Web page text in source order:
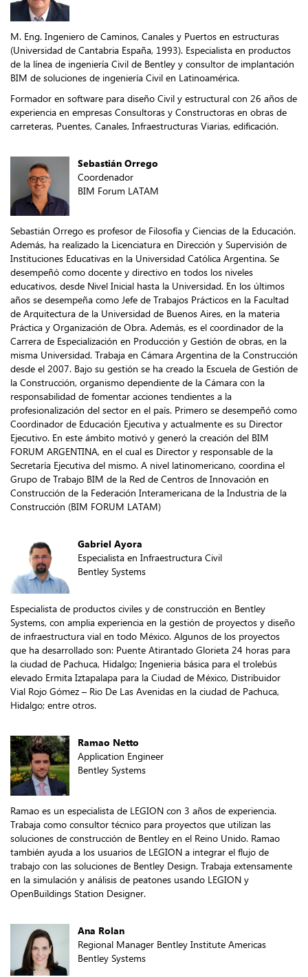
M. Eng. Ingeniero de Caminos, Canales y Puertos en estructuras
(Universidad de Cantabria España, 1993). Especialista en productos
de la línea de ingeniería Civil de Bentley y consultor de implantación
BIM de soluciones de ingeniería Civil en Latinoamérica.
Formador en software para diseño Civil y estructural con 26 años de
experiencia en empresas Consultoras y Constructoras en obras de
carreteras, Puentes, Canales, Infraestructuras Viarias, edificación.
Sebastián Orrego
Coordenador
BIM Forum LATAM
Sebastián Orrego es profesor de Filosofía y Ciencias de la Educación.
Además, ha realizado la Licenciatura en Dirección y Supervisión de
Instituciones Educativas en la Universidad Católica Argentina. Se
desempeñó como docente y directivo en todos los niveles
educativos, desde Nivel Inicial hasta la Universidad. En los últimos
años se desempeña como Jefe de Trabajos Prácticos en la Facultad
de Arquitectura de la Universidad de Buenos Aires, en la materia
Práctica y Organización de Obra. Además, es el coordinador de la
Carrera de Especialización en Producción y Gestión de obras, en la
misma Universidad. Trabaja en Cámara Argentina de la Construcción
desde el 2007. Bajo su gestión se ha creado la Escuela de Gestión de
la Construcción, organismo dependiente de la Cámara con la
responsabilidad de fomentar acciones tendientes a la
profesionalización del sector en el país. Primero se desempeñó como
Coordinador de Educación Ejecutiva y actualmente es su Director
Ejecutivo. En este ámbito motivó y generó la creación del BIM
FORUM ARGENTINA, en el cual es Director y responsable de la
Secretaría Ejecutiva del mismo. A nivel latinomericano, coordina el
Grupo de Trabajo BIM de la Red de Centros de Innovación en
Construcción de la Federación Interamericana de la Industria de la
Construcción (BIM FORUM LATAM)
Gabriel Ayora
Especialista en Infraestructura Civil
Bentley Systems
Especialista de productos civiles y de construcción en Bentley
Systems, con amplia experiencia en la gestión de proyectos y diseño
de infraestructura vial en todo México. Algunos de los proyectos
que ha desarrollado son: Puente Atirantado Glorieta 24 horas para
la ciudad de Pachuca, Hidalgo; Ingenieria básica para el trolebús
elevado Ermita Iztapalapa para la Ciudad de México, Distribuidor
Vial Rojo Gómez – Rio De Las Avenidas en la ciudad de Pachuca,
Hidalgo; entre otros.
Ramao Netto
Application Engineer
Bentley Systems
Ramao es un especialista de LEGION con 3 años de experiencia.
Trabaja como consultor técnico para proyectos que utilizan las
soluciones de construcción de Bentley en el Reino Unido. Ramao
también ayuda a los usuarios de LEGION a integrar el flujo de
trabajo con las soluciones de Bentley Design. Trabaja extensamente
en la simulación y análisis de peatones usando LEGION y
OpenBuildings Station Designer.
Ana Rolan
Regional Manager Bentley Institute Americas
Bentley Systems